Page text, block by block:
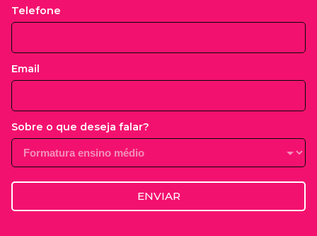
Telefone
Email
Sobre o que deseja falar?
ENVIAR